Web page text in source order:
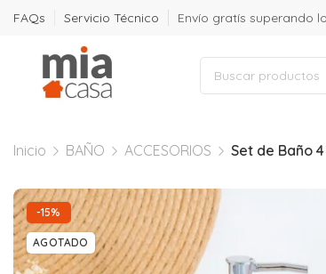
FAQs Servicio Técnico Envío gratís superando
Inicio BAÑO ACCESORIOS Set de Baño
-15%
AGOTADO